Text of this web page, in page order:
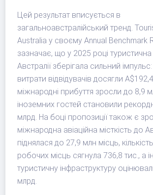
Цей результат вписується в
загальноавстралійський тренд.
Australia у своєму Annual Benchmark
зазначає, що у 2025 році
Австралії зберігала сильний імпульс:
витрати відвідувачів досягли
міжнародні прибуття зросли до 8,9
іноземних гостей становили
млрд. На боці пропозиції також є
міжнародна авіаційна місткість до
піднялася до 27,9 млн місць,
робочих місць сягнула 736,8 тис., а
туристичну інфраструктуру
млрд.